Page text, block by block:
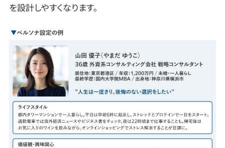
を設計しやすくなります。